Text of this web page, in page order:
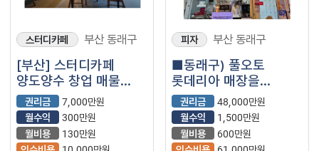
스터디카페 부산 동래구
[부산] 스터디카페
양도양수 창업 매물
(무인/부업/스카/투잡)
권리금
7,000만원
월수익
300만원
월비용
130만원
피자 부산 동래구
■동래구) 풀오토
롯데리아 매장을
소개합니다.■
권리금
48,000만원
월수익
1,500만원
월비용
600만원